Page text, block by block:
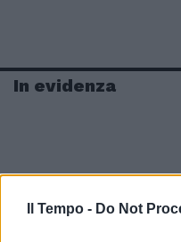
Il Tempo - Do Not
In evidenza